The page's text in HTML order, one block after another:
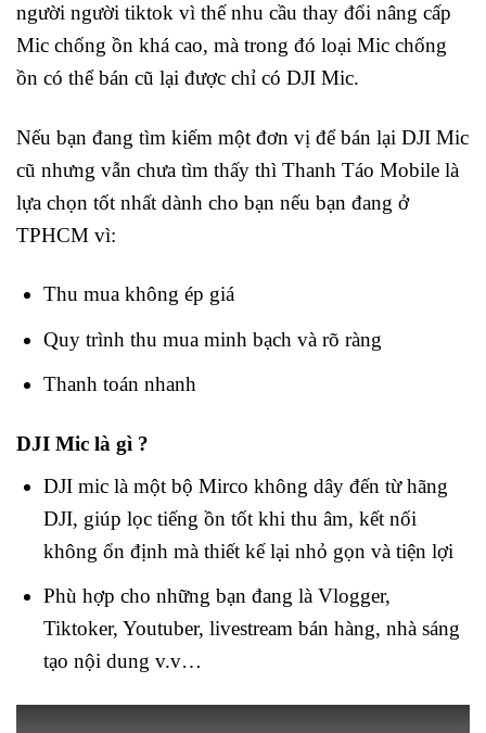
người người tiktok vì thế nhu cầu thay đổi nâng cấp
Mic chống ồn khá cao, mà trong đó loại Mic chống
ồn có thể bán cũ lại được chỉ có DJI Mic.
Nếu bạn đang tìm kiếm một đơn vị để bán lại DJI Mic
cũ nhưng vẫn chưa tìm thấy thì Thanh Táo Mobile là
lựa chọn tốt nhất dành cho bạn nếu bạn đang ở
TPHCM vì:
Thu mua không ép giá
Quy trình thu mua minh bạch và rõ ràng
Thanh toán nhanh
DJI Mic là gì ?
DJI mic là một bộ Mirco không dây đến từ hãng
DJI, giúp lọc tiếng ồn tốt khi thu âm, kết nối
không ổn định mà thiết kế lại nhỏ gọn và tiện lợi
Phù hợp cho những bạn đang là Vlogger,
Tiktoker, Youtuber, livestream bán hàng, nhà sáng
tạo nội dung v.v…